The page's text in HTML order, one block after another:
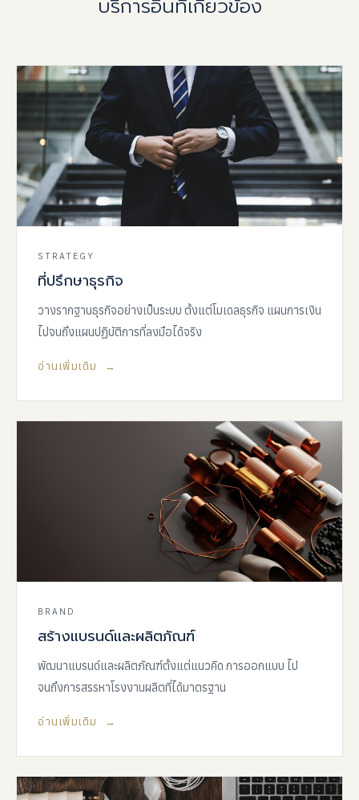
บริการอื่นที่เกี่ยวข้อง
STRATEGY
ที่ปรึกษาธุรกิจ
วางรากฐานธุรกิจอย่างเป็นระบบ ตั้งแต่โมเดลธุรกิจ แผนการเงิน
ไปจนถึงแผนปฏิบัติการที่ลงมือได้จริง
อ่านเพิ่มเติม →
BRAND
สร้างแบรนด์และผลิตภัณฑ์
พัฒนาแบรนด์และผลิตภัณฑ์ตั้งแต่แนวคิด การออกแบบ ไป
จนถึงการสรรหาโรงงานผลิตที่ได้มาตรฐาน
อ่านเพิ่มเติม →